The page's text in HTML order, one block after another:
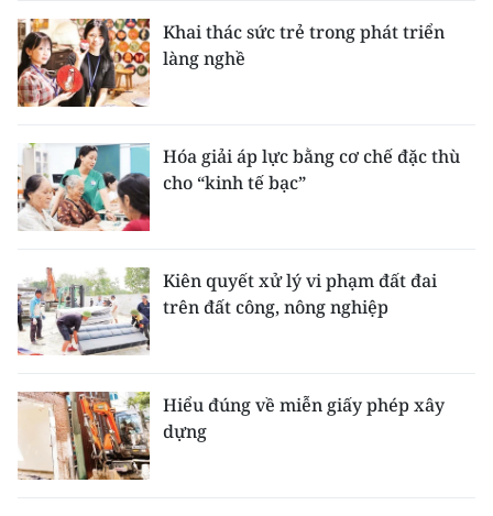
Khai thác sức trẻ trong phát triển
làng nghề
Hóa giải áp lực bằng cơ chế đặc thù
cho “kinh tế bạc”
Kiên quyết xử lý vi phạm đất đai
trên đất công, nông nghiệp
Hiểu đúng về miễn giấy phép xây
dựng